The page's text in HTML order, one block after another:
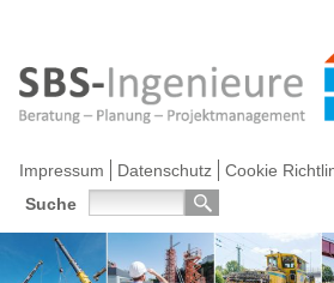
Impressum Datenschutz
Cookie
Suche